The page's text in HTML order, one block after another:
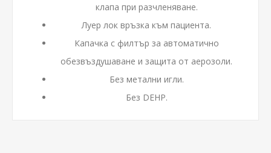
клапа при разчленяване.
Луер лок връзка към пациента.
Капачка с филтър за автоматично
обезвъздушаване и защита от аерозоли.
Без метални игли.
Без DEHP.